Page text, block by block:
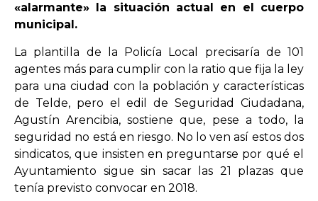
OPINIÓN
PROGRAMAS
«alarmante» la situación actual en el cuerpo
municipal.
La plantilla de la Policía Local precisaría de 101
agentes más para cumplir con la ratio que fija la ley
para una ciudad con la población y características
de Telde, pero el edil de Seguridad Ciudadana,
Agustín Arencibia, sostiene que, pese a todo, la
seguridad no está en riesgo. No lo ven así estos dos
sindicatos, que insisten en preguntarse por qué el
Ayuntamiento sigue sin sacar las 21 plazas que
tenía previsto convocar en 2018.